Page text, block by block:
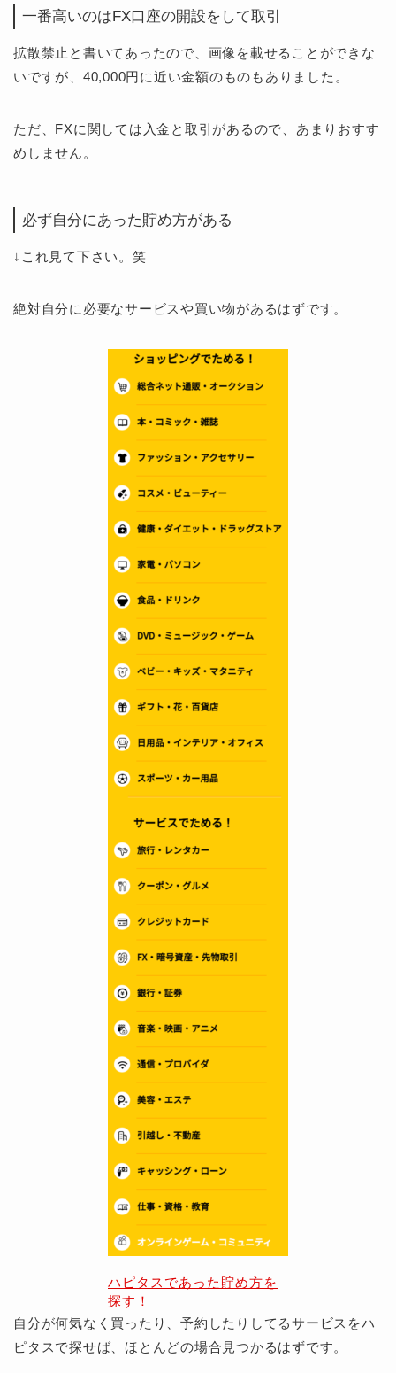
一番高いのはFX口座の開設をして取引
拡散禁止と書いてあったので、画像を載せることができな
いですが、40,000円に近い金額のものもありました。
ただ、FXに関しては入金と取引があるので、あまりおすす
めしません。
必ず自分にあった貯め方がある
↓これ見て下さい。笑
絶対自分に必要なサービスや買い物があるはずです。
ハピタスであった貯め方を
探す！
自分が何気なく買ったり、予約したりしてるサービスをハ
ピタスで探せば、ほとんどの場合見つかるはずです。